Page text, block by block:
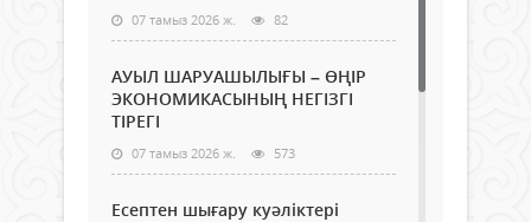
07 тамыз 2026 ж. 82
АУЫЛ ШАРУАШЫЛЫҒЫ – ӨҢІР
ЭКОНОМИКАСЫНЫҢ НЕГІЗГІ
ТІРЕГІ
07 тамыз 2026 ж. 573
Есептен шығару куәліктері